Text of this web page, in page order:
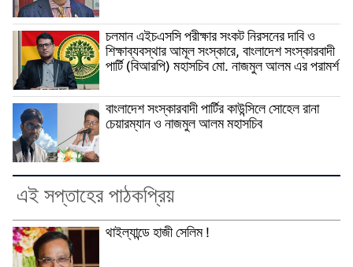
চলমান এইচএসসি পরীক্ষার সংকট নিরসনের দাবি ও
শিক্ষাব্যবস্থার আমূল সংস্কারে, বাংলাদেশ সংস্কারবাদী
পার্টি (বিআরপি) মহাসচিব মো. নাজমুল আলম এর পরামর্শ
বাংলাদেশ সংস্কারবাদী পার্টির কাউন্সিলে সোহেল রানা
চেয়ারম্যান ও নাজমুল আলম মহাসচিব
এই সপ্তাহের পাঠকপ্রিয়
থাইল্যান্ডে হাজী সেলিম !